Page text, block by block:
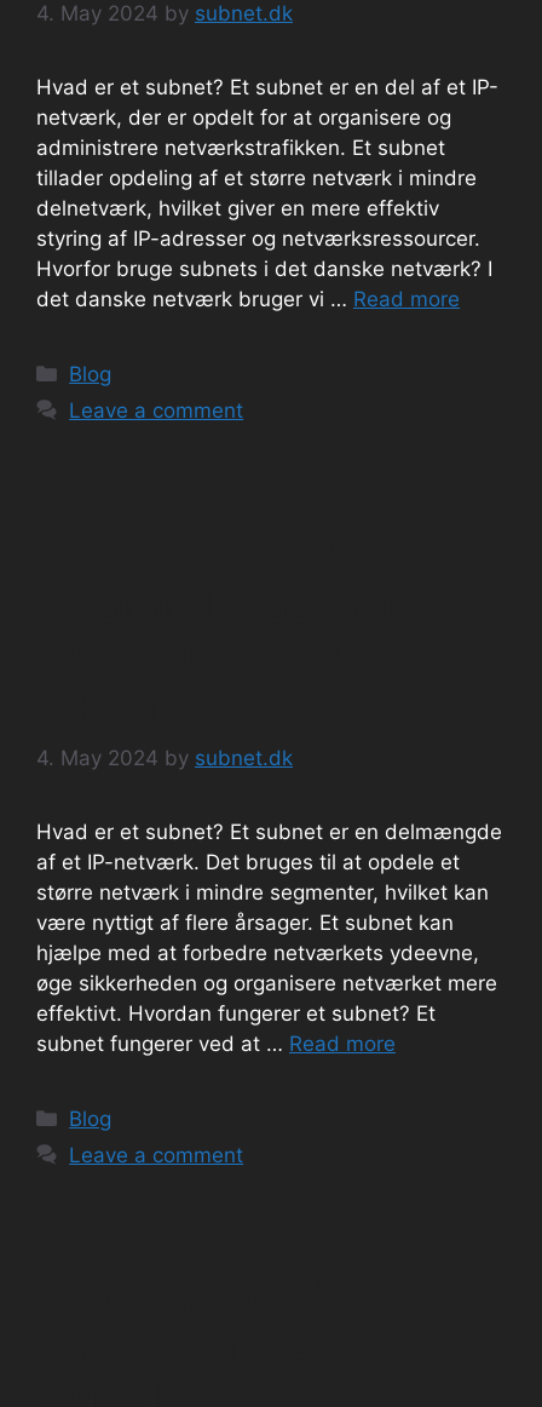
4. May 2024 by subnet.dk
Hvad er et subnet? Et subnet er en del af et IP-
netværk, der er opdelt for at organisere og
administrere netværkstrafikken. Et subnet
tillader opdeling af et større netværk i mindre
delnetværk, hvilket giver en mere effektiv
styring af IP-adresser og netværksressourcer.
Hvorfor bruge subnets i det danske netværk? I
det danske netværk bruger vi … Read more
Categories
Blog
Leave a comment
4. May 2024 by subnet.dk
Hvad er et subnet? Et subnet er en delmængde
af et IP-netværk. Det bruges til at opdele et
større netværk i mindre segmenter, hvilket kan
være nyttigt af flere årsager. Et subnet kan
hjælpe med at forbedre netværkets ydeevne,
øge sikkerheden og organisere netværket mere
effektivt. Hvordan fungerer et subnet? Et
subnet fungerer ved at … Read more
Categories
Blog
Leave a comment